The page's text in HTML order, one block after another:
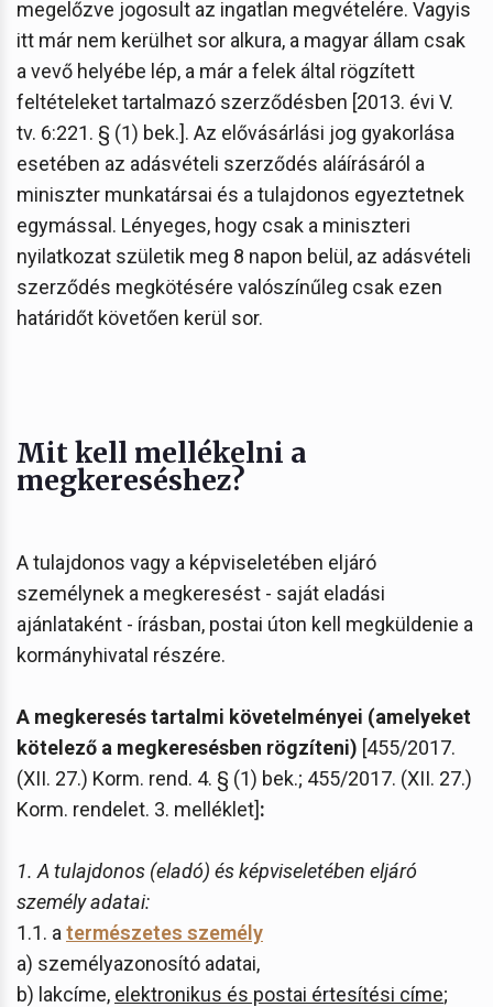
megelőzve jogosult az ingatlan megvételére. Vagyis
itt már nem kerülhet sor alkura, a magyar állam csak
a vevő helyébe lép, a már a felek által rögzített
feltételeket tartalmazó szerződésben [2013. évi V.
tv. 6:221. § (1) bek.]. Az elővásárlási jog gyakorlása
esetében az adásvételi szerződés aláírásáról a
miniszter munkatársai és a tulajdonos egyeztetnek
egymással. Lényeges, hogy csak a miniszteri
nyilatkozat születik meg 8 napon belül, az adásvételi
szerződés megkötésére valószínűleg csak ezen
határidőt követően kerül sor.
Mit kell mellékelni a
megkereséshez?
A tulajdonos vagy a képviseletében eljáró
személynek a megkeresést - saját eladási
ajánlataként - írásban, postai úton kell megküldenie a
kormányhivatal részére.
A megkeresés tartalmi követelményei (amelyeket
kötelező a megkeresésben rögzíteni) [455/2017.
(XII. 27.) Korm. rend. 4. § (1) bek.; 455/2017. (XII. 27.)
Korm. rendelet. 3. melléklet]:
1. A tulajdonos (eladó) és képviseletében eljáró
személy adatai:
1.1. a természetes személy
a) személyazonosító adatai,
b) lakcíme, elektronikus és postai értesítési címe;